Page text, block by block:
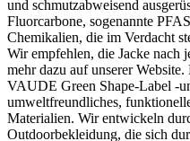
und schmutzabweisend
Fluorcarbone, sogenannte
Chemikalien, die im Verdacht
Wir empfehlen, die Jacke nach
mehr dazu auf unserer
VAUDE Green Shape-Label -
umweltfreundliches,
Materialien. Wir entwickeln
Outdoorbekleidung, die sich